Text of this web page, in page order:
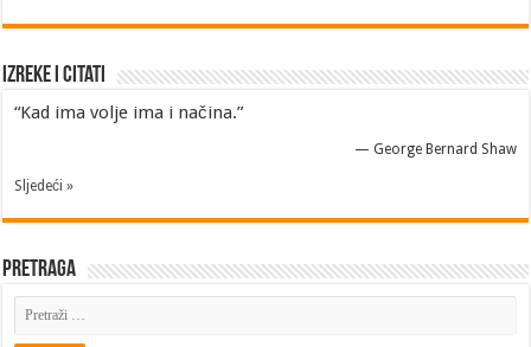
Izreke i Citati
“Kad ima volje ima i načina.”
— George Bernard Shaw
Sljedeći »
Pretraga